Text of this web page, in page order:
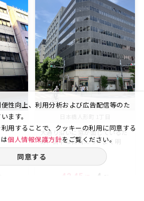
大通り沿いに窓が面しているた
め、日中は日当たりがよく明
る...
4
性向上、利用分析および広告配信等のた
ます。
用することで、クッキーの利用に同意する
個人情報保護方針をご覧ください。
同意する